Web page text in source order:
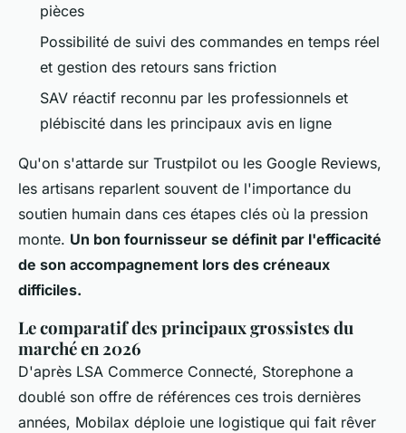
pièces
Possibilité de suivi des commandes en temps réel
et gestion des retours sans friction
SAV réactif reconnu par les professionnels et
plébiscité dans les principaux avis en ligne
Qu'on s'attarde sur Trustpilot ou les Google Reviews,
les artisans reparlent souvent de l'importance du
soutien humain dans ces étapes clés où la pression
monte. Un bon fournisseur se définit par l'efficacité
de son accompagnement lors des créneaux
difficiles.
Le comparatif des principaux grossistes du
marché en 2026
D'après LSA Commerce Connecté, Storephone a
doublé son offre de références ces trois dernières
années, Mobilax déploie une logistique qui fait rêver